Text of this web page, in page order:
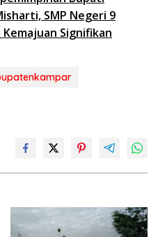
SMP Negeri 9
Signifikan